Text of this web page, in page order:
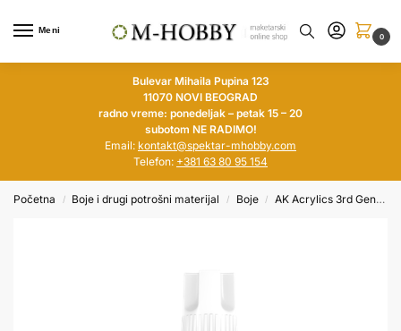
Meni
0
Bulevar Mihaila Pupina 123
11070 NOVI BEOGRAD
radno vreme: ponedeljak – petak 15 – 20
subotom NE RADIMO!
Email: kontakt@spektar-mhobby.com
Telefon: +381 63 80 95 154
Početna / Boje i drugi potrošni materijal / Boje / AK Acrylics 3rd Generation